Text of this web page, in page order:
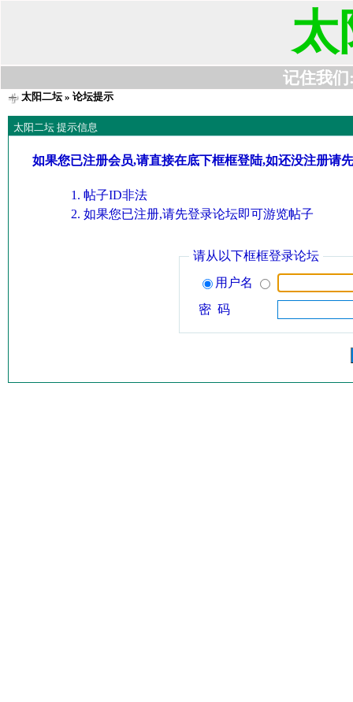
太
记住我们
太阳二坛» 论坛提示
太阳二坛 提示信息
如果您已注册会员,请直接在底下框框登陆,如还没注册请
帖子ID非法
如果您已注册,请先登录论坛即可游览帖子
请从以下框框登录论坛
用户名
密 码